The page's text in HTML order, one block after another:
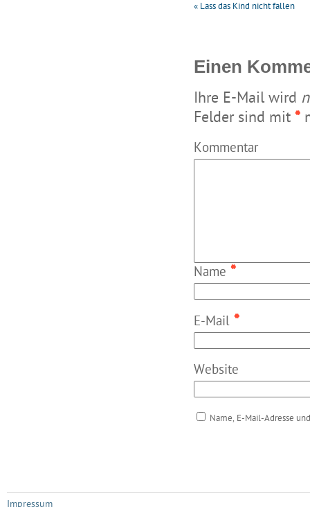
« Lass das Kind nicht fallen
Einen
Ihre E-Mail wird
Felder sind mit *
Kommentar
Name *
E-Mail *
Website
Name, E-Mail-Adresse